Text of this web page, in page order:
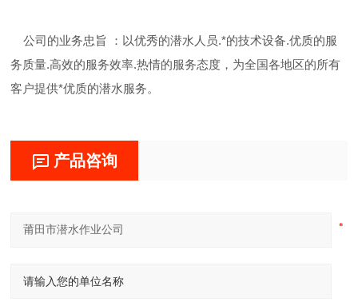
公司的业务忠旨 ：以优秀的潜水人员.*的技术设备.优质的服
务质量.高效的服务效率.热情的服务态度，为全国各地区的所有
客户提供*优质的潜水服务。
产品咨询